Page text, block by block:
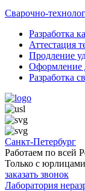
Сварочно-
Разработка
Аттестация
Продление
Оформление
Разработка
Санкт-Петербург
Работаем по всей
Только с
заказать звонок
Лаборатория